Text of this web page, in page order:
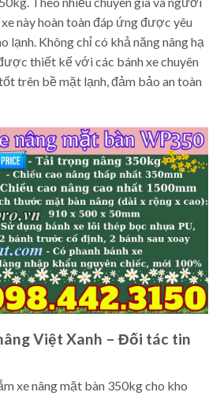
này hoàn toàn đáp ứng được yêu
lạnh. Không chỉ có khả năng nâng hạ
thiết kế với các bánh xe chuyên
trên bề mặt lạnh, đảm bảo an toàn
Việt Xanh – Đối tác tin
xe nâng mặt bàn 350kg cho kho